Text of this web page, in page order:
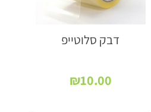
דבק סלוטייפ
₪10.00